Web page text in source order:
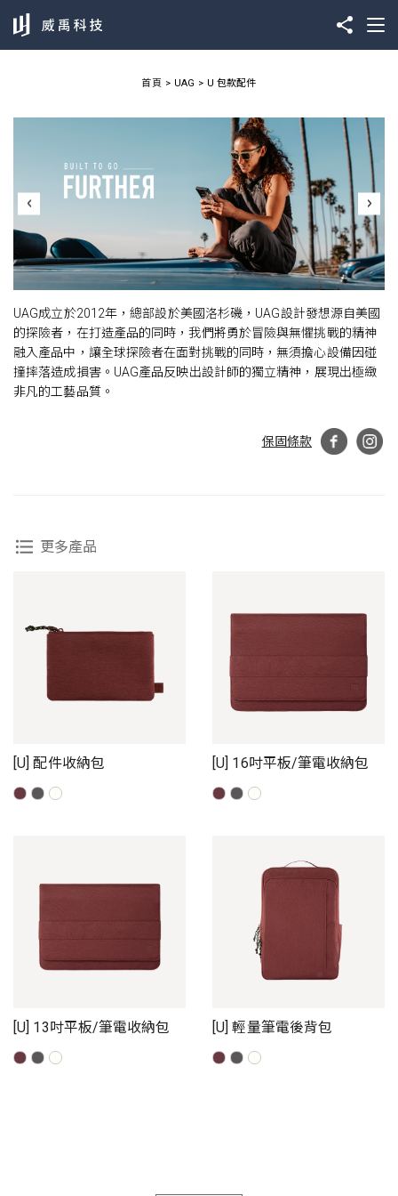
首頁 UAG U 包款配件
UAG成立於2012年，總部設於美國洛杉磯，UAG設計發想源自美國
的探險者，在打造產品的同時，我們將勇於冒險與無懼挑戰的精神
融入產品中，讓全球探險者在面對挑戰的同時，無須擔心設備因碰
撞摔落造成損害。UAG產品反映出設計師的獨立精神，展現出極緻
非凡的工藝品質。
保固條款
更多產品
[U] 配件收納包 [U] 16吋平板/筆電收納包
[U] 13吋平板/筆電收納包 [U] 輕量筆電後背包